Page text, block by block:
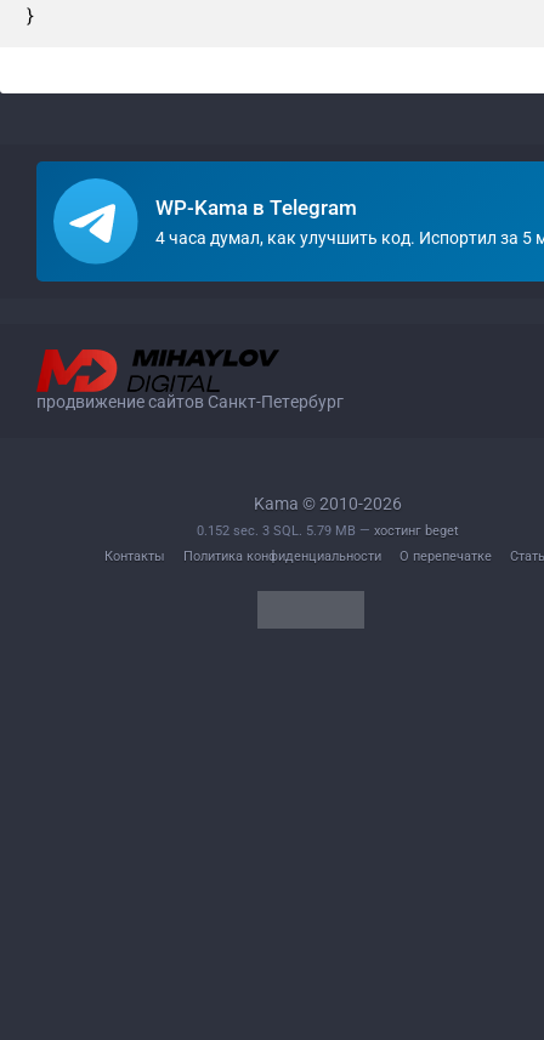
}
WP-Kama в Telegram
4 часа думал, как улучшить код. Испортил за 5
продвижение сайтов Санкт-Петербург
Kama © 2010-2026
0.152 sec. 3 SQL. 5.79 MB — хостинг beget
Контакты
Политика конфиденциальности О перепечатке